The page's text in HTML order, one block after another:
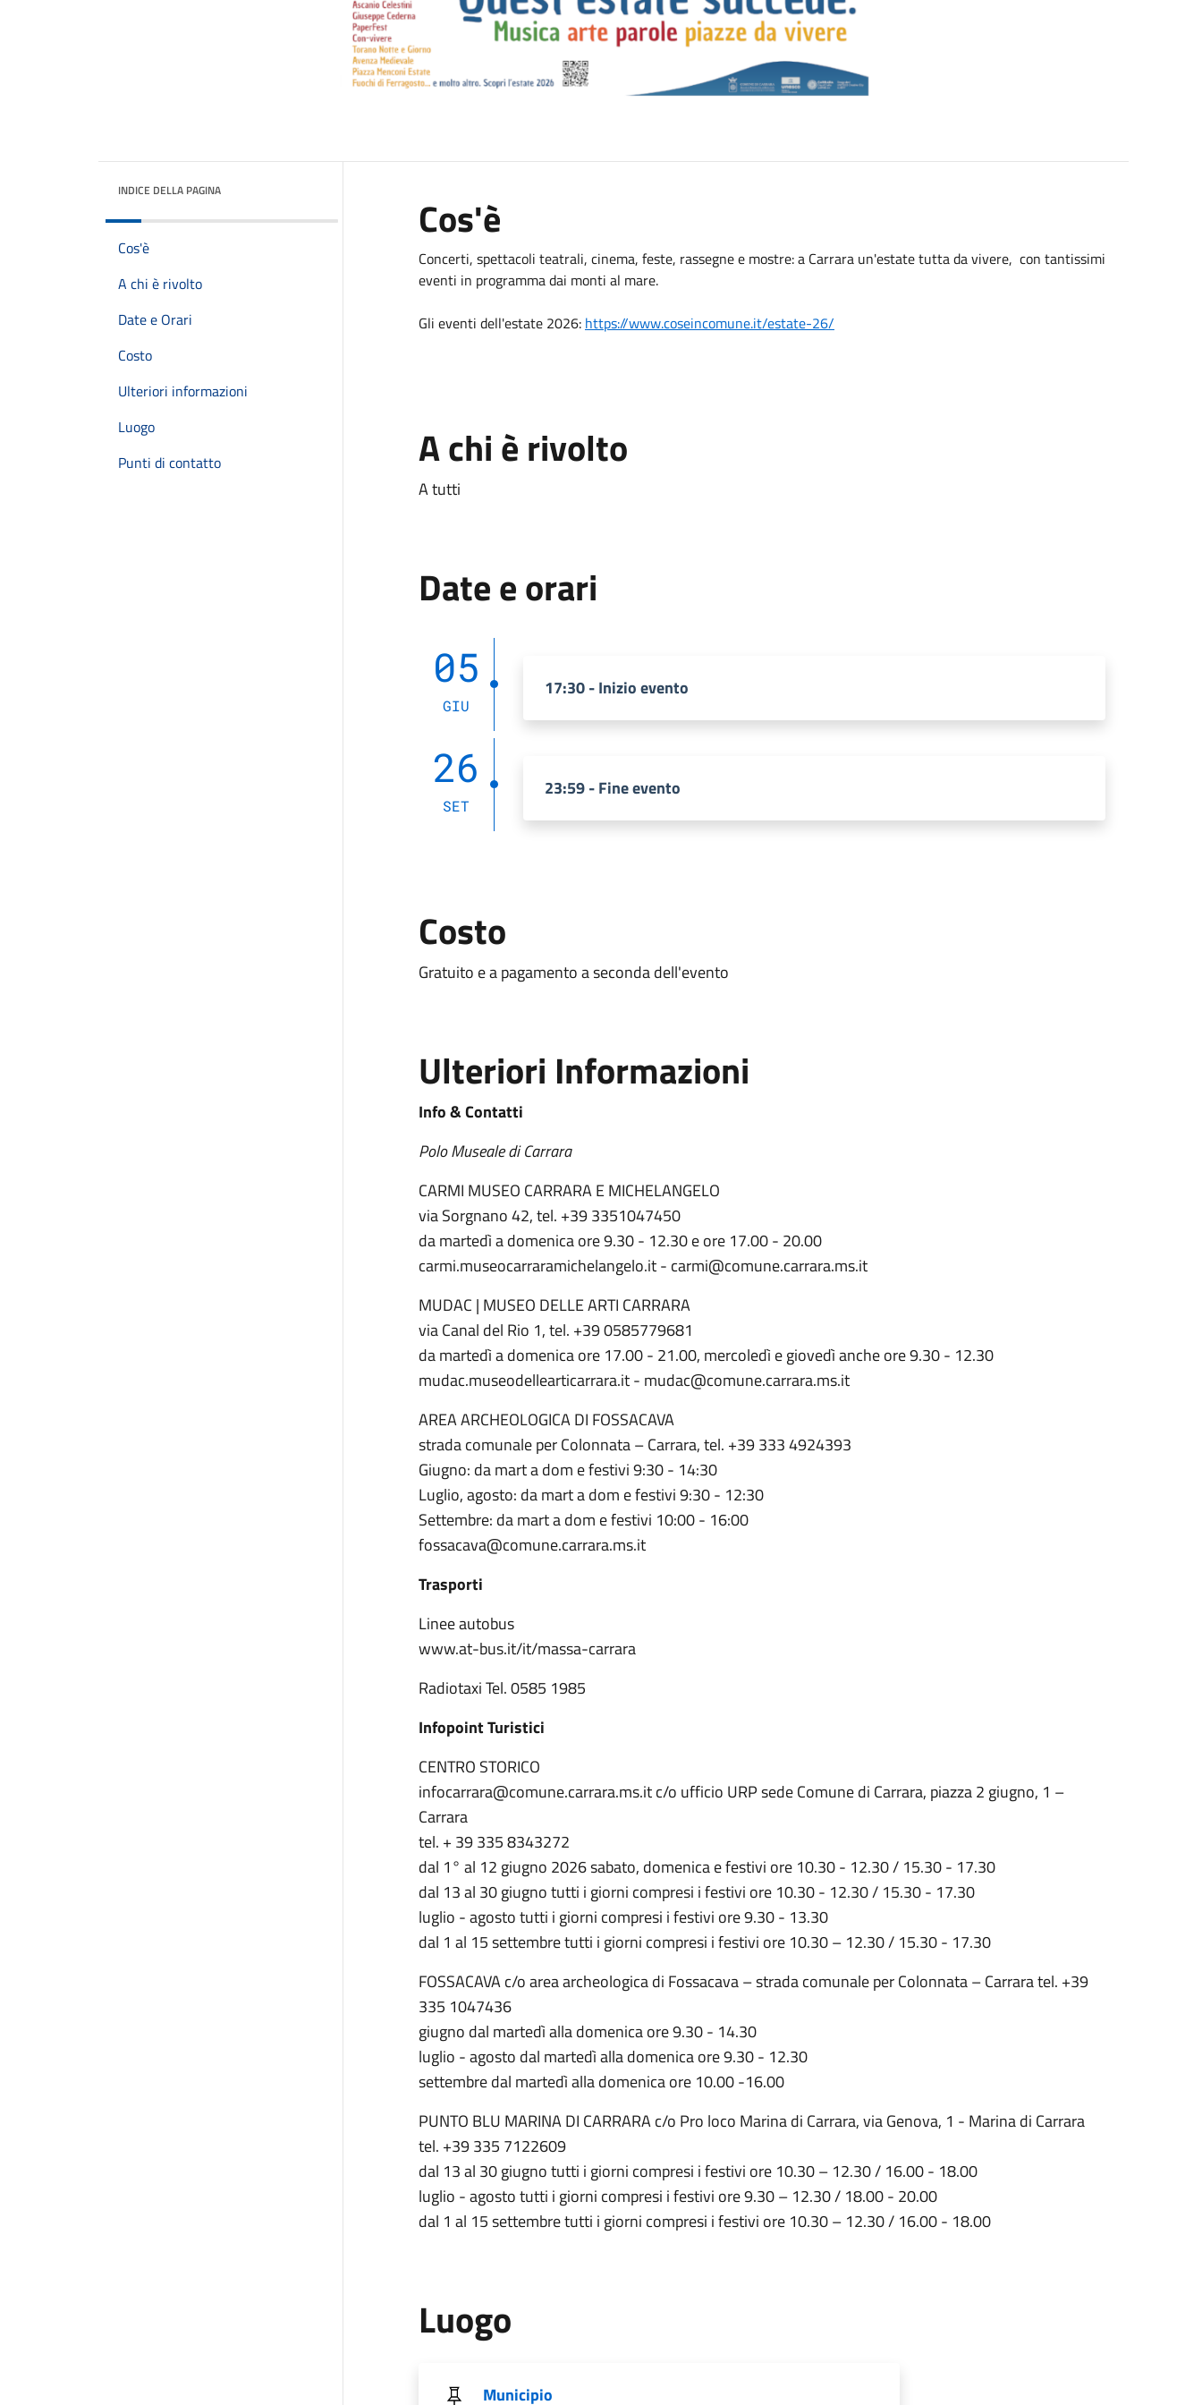
INDICE DELLA PAGINA
Cos'è
A chi è rivolto
Date e Orari
Costo
Ulteriori informazioni
Luogo
Punti di contatto
Cos'è
Concerti, spettacoli teatrali, cinema, feste, rassegne e mostre: a Carrara un'estate tutta da vivere, con tantissimi
eventi in programma dai monti al mare.
Gli eventi dell'estate 2026: https://www.coseincomune.it/estate-26/
A chi è rivolto
A tutti
Date e orari
05
GIU
17:30 - Inizio evento
26
SET
23:59 - Fine evento
Costo
Gratuito e a pagamento a seconda dell'evento
Ulteriori Informazioni
Info & Contatti
Polo Museale di Carrara
CARMI MUSEO CARRARA E MICHELANGELO
via Sorgnano 42, tel. +39 3351047450
da martedì a domenica ore 9.30 - 12.30 e ore 17.00 - 20.00
carmi.museocarraramichelangelo.it - carmi@comune.carrara.ms.it
MUDAC | MUSEO DELLE ARTI CARRARA
via Canal del Rio 1, tel. +39 0585779681
da martedì a domenica ore 17.00 - 21.00, mercoledì e giovedì anche ore 9.30 - 12.30
mudac.museodellearticarrara.it - mudac@comune.carrara.ms.it
AREA ARCHEOLOGICA DI FOSSACAVA
strada comunale per Colonnata – Carrara, tel. +39 333 4924393
Giugno: da mart a dom e festivi 9:30 - 14:30
Luglio, agosto: da mart a dom e festivi 9:30 - 12:30
Settembre: da mart a dom e festivi 10:00 - 16:00
fossacava@comune.carrara.ms.it
Trasporti
Linee autobus
www.at-bus.it/it/massa-carrara
Radiotaxi Tel. 0585 1985
Infopoint Turistici
CENTRO STORICO
infocarrara@comune.carrara.ms.it c/o ufficio URP sede Comune di Carrara, piazza 2 giugno, 1 –
Carrara
tel. + 39 335 8343272
dal 1° al 12 giugno 2026 sabato, domenica e festivi ore 10.30 - 12.30 / 15.30 - 17.30
dal 13 al 30 giugno tutti i giorni compresi i festivi ore 10.30 - 12.30 / 15.30 - 17.30
luglio - agosto tutti i giorni compresi i festivi ore 9.30 - 13.30
dal 1 al 15 settembre tutti i giorni compresi i festivi ore 10.30 – 12.30 / 15.30 - 17.30
FOSSACAVA c/o area archeologica di Fossacava – strada comunale per Colonnata – Carrara tel. +39
335 1047436
giugno dal martedì alla domenica ore 9.30 - 14.30
luglio - agosto dal martedì alla domenica ore 9.30 - 12.30
settembre dal martedì alla domenica ore 10.00 -16.00
PUNTO BLU MARINA DI CARRARA c/o Pro loco Marina di Carrara, via Genova, 1 - Marina di Carrara
tel. +39 335 7122609
dal 13 al 30 giugno tutti i giorni compresi i festivi ore 10.30 – 12.30 / 16.00 - 18.00
luglio - agosto tutti i giorni compresi i festivi ore 9.30 – 12.30 / 18.00 - 20.00
dal 1 al 15 settembre tutti i giorni compresi i festivi ore 10.30 – 12.30 / 16.00 - 18.00
Luogo
Municipio